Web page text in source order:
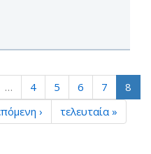
… 4 5 6 7
8
› τελευταία »